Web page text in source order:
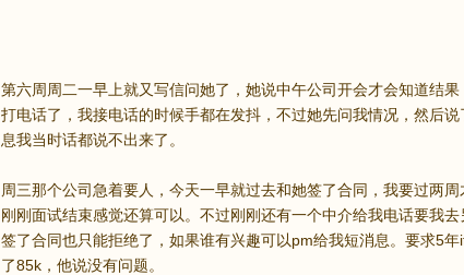
第六周周二一早上就又写信问她了，她说中午公司开会才会知道结
打电话了，我接电话的时候手都在发抖，不过她先问我情况，然后
息我当时话都说不出来了。
周三那个公司急着要人，今天一早就过去和她签了合同，我要过两
刚刚面试结束感觉还算可以。不过刚刚还有一个中介给我电话要我
签了合同也只能拒绝了，如果谁有兴趣可以pm给我短消息。要求5
了85k，他说没有问题。